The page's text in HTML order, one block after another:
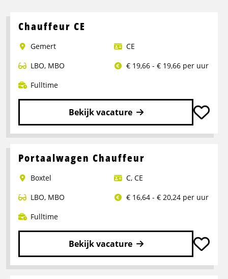
Chauffeur CE
Gemert
CE
LBO, MBO
€ 19,66 - € 19,66 per uur
Fulltime
Bekijk vacature
Lees
over
CE
Portaalwagen Chauffeur
Boxtel C, CE
LBO, MBO
€ 16,64 - € 20,24 per uur
Fulltime
Bekijk vacature
Lees